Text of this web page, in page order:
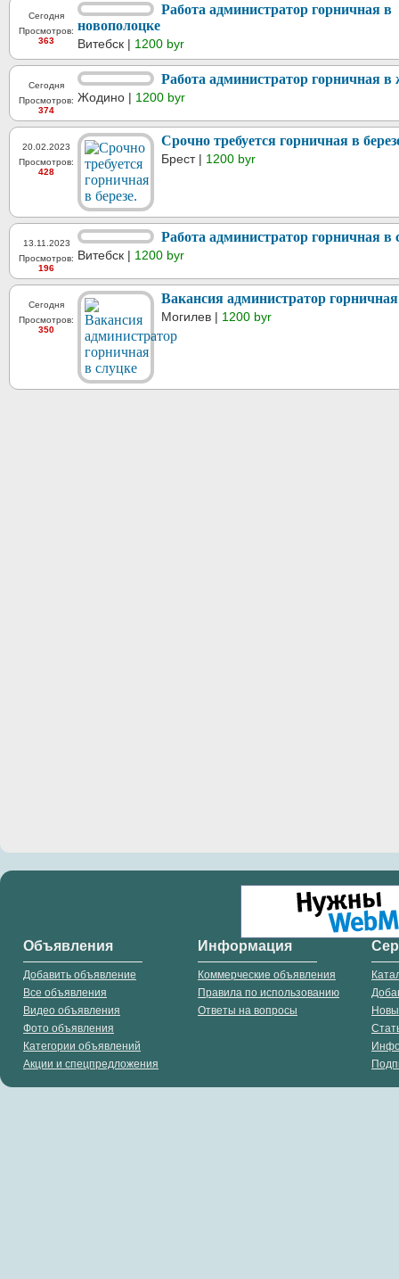
Сегодня
Просмотров:
363
Работа администратор горничная в
новополоцке
Витебск | 1200 byr
Сегодня
Просмотров:
374
Работа администратор горничная в
Жодино | 1200 byr
20.02.2023
Просмотров:
428
Срочно требуется горничная в
Брест | 1200 byr
13.11.2023
Просмотров:
196
Работа администратор горничная в
Витебск | 1200 byr
Сегодня
Просмотров:
350
Вакансия администратор
Могилев | 1200 byr
Объявления
Добавить объявление
Все объявления
Видео объявления
Фото объявления
Категории объявлений
Акции и спецпредложения
Информация
Коммерческие объявления
Правила по использованию
Ответы на вопросы